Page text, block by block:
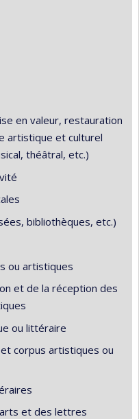
en valeur, restauration
artistique et culturel
théâtral, etc.)
bibliothèques, etc.)
ou artistiques
et de la réception des
ou littéraire
corpus artistiques ou
et des lettres